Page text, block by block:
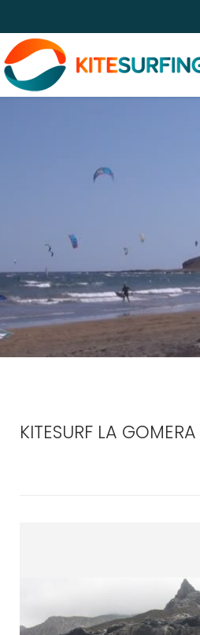
KITESURF LA GOMERA